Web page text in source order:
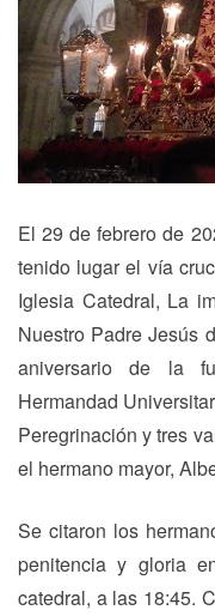
El 29 de febrero de
tenido lugar el vía
Iglesia Catedral, La
Nuestro Padre Jesús
aniversario de la
Hermandad
Peregrinación y tres
el hermano mayor,
Se citaron los
penitencia y gloria
catedral, a las 18:45.